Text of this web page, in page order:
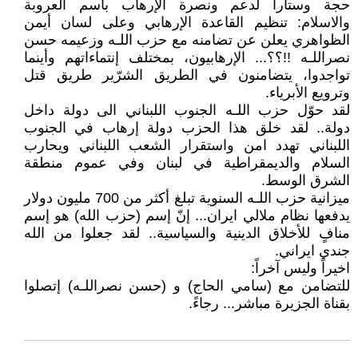
حجة وستاراً لدعم ونصرة الإرهاب باسم العروبة
والاسلام: تنظيم القاعدة الإرهابي وعلى لسان أيمن
الظواهري يعلن عن تضامنه مع حزب اللـه وزعيمه حسن
نصراللـه !!؟؟... الإرهابيون، بمختلف إنتماءاتهم وأينما
تواجدوا، يتضامنون في الطريق الشرّير طريق قتل
وترويع الأبرياء.
لقد حوّل حزب اللـه الجنوب اللبناني الى دولة داخل
دولة.. لقد خلق هذا الحزب دولة إرهاب في الجنوب
اللبناني تهدد امن واستقرار الشعب اللبناني ويحارب
السلام والديمقراطية في لبنان وفي عموم منطقة
الشرق الوسط.
ميزانية حزب اللـه السنوية تبلغ أكثر من 700 مليون دولار
يدفعها نظام ملالي ايران... إنّ إسم (حزب الله) هو إسم
منافٍ للأخلاق الدينية والسياسية.. لقد جعلوا من الله
جندي ايراني.
اخيراً وليس آخراً:
للتضامن مع (سامي الحاج) و (حسن نصراللـه) إتصلوا
بقناة الجزيرة مباشر... رجاءً.